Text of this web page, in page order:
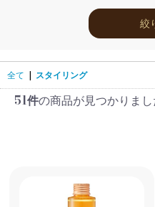
for
レディース
ナンバ
ホリス
ツヤ
〜
円
30000円
絞
全て | スタイリング
51件の商品が見つかりまし